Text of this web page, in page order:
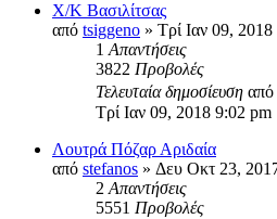
X/K Βασιλίτσας
από tsiggeno » Τρί Ιαν 09,
1 Απαντήσεις
3822 Προβολές
Τελευταία δημοσίευση από
Τρί Ιαν 09, 2018 9:02 pm
Λουτρά Πόζαρ Αριδαία
από stefanos » Δευ Οκτ 23,
2 Απαντήσεις
5551 Προβολές